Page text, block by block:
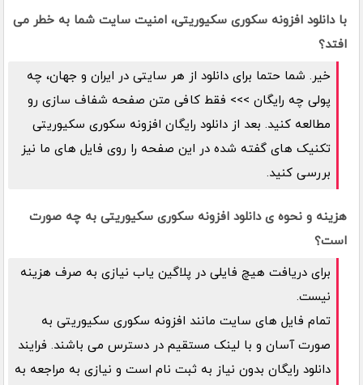
با دانلود افزونه سکوری سکیوریتی، امنیت سایت شما به خطر می
افتد؟
خیر. شما حتما برای دانلود از هر سایتی در ایران و جهان، چه
پولی چه رایگان >>> فقط کافی متن صفحه شفاف سازی رو
مطالعه کنید. بعد از دانلود رایگان افزونه سکوری سکیوریتی
تکنیک های گفته شده در این صفحه را روی فایل های ما نیز
بررسی کنید.
هزینه و نحوه ی دانلود افزونه سکوری سکیوریتی به چه صورت
است؟
برای دریافت هیچ فایلی در پلاگین یاب نیازی به صرف هزینه
نیست.
تمام فایل های سایت مانند افزونه سکوری سکیوریتی به
صورت آسان و با لینک مستقیم در دسترس می باشند. فرایند
دانلود رایگان بدون نیاز به ثبت نام است و نیازی به مراجعه به